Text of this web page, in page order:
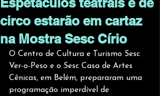
circo estarão em cartaz
na Mostra Sesc Círio
O Centro de Cultura e Turismo Sesc
Ver-o-Peso e o Sesc Casa de Artes
Cênicas, em Belém, prepararam uma
programação imperdível de